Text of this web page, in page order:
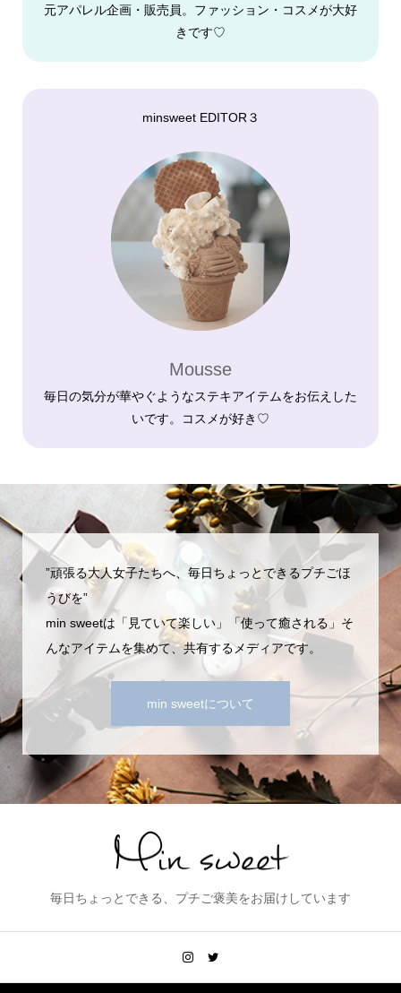
元アパレル企画・販売員。ファッション・コスメが大好
きです♡
minsweet EDITOR３
Mousse
毎日の気分が華やぐようなステキアイテムをお伝えした
いです。コスメが好き♡
”頑張る大人女子たちへ、毎日ちょっとできるプチごほ
うびを”
min sweetは「見ていて楽しい」「使って癒される」そ
んなアイテムを集めて、共有するメディアです。
min sweetについて
毎日ちょっとできる、プチご褒美をお届けしています